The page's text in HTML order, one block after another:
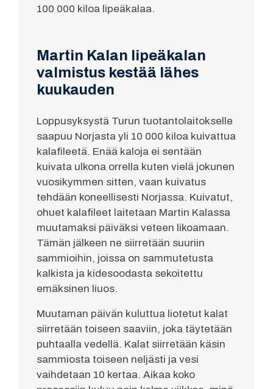
100 000 kiloa lipeäkalaa.
Martin Kalan lipeäkalan
valmistus kestää lähes
kuukauden
Loppusyksystä Turun tuotantolaitokselle
saapuu Norjasta yli 10 000 kiloa kuivattua
kalafileetä. Enää kaloja ei sentään
kuivata ulkona orrella kuten vielä jokunen
vuosikymmen sitten, vaan kuivatus
tehdään koneellisesti Norjassa. Kuivatut,
ohuet kalafileet laitetaan Martin Kalassa
muutamaksi päiväksi veteen likoamaan.
Tämän jälkeen ne siirretään suuriin
sammioihin, joissa on sammutetusta
kalkista ja kidesoodasta sekoitettu
emäksinen liuos.
Muutaman päivän kuluttua liotetut kalat
siirretään toiseen saaviin, joka täytetään
puhtaalla vedellä. Kalat siirretään käsin
sammiosta toiseen neljästi ja vesi
vaihdetaan 10 kertaa. Aikaa koko